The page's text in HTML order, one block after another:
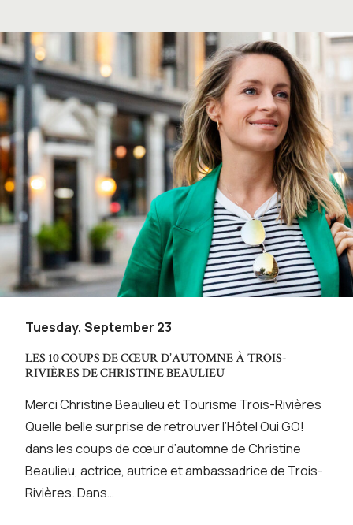
Tuesday, September 23
LES 10 COUPS DE CŒUR D’AUTOMNE À TROIS-
RIVIÈRES DE CHRISTINE BEAULIEU
Merci Christine Beaulieu et Tourisme Trois-Rivières
Quelle belle surprise de retrouver l’Hôtel Oui GO!
dans les coups de cœur d’automne de Christine
Beaulieu, actrice, autrice et ambassadrice de Trois-
Rivières. Dans…